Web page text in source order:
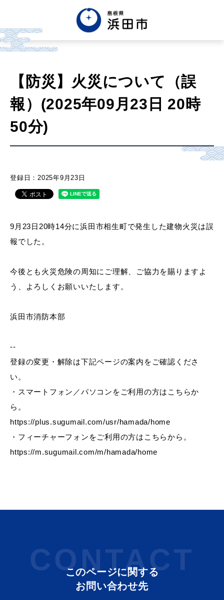
한글 Tiếng việt Tagalog
市政情報
健康・福祉・子育て
産業・ビジネス
教育・文化・スポーツ
妊娠・出産 子育て
引っ越し・住まい 就職・退職
【防災】火災について（誤
報）(2025年09月23日 20時
50分)
登録日：2025年9月23日
9月23日20時14分に浜田市相生町で発生した建物火災は誤
報でした。
今後とも火災危険の周知にご理解、ご協力を賜りますよ
う、よろしくお願いいたします。
浜田市消防本部
--
登録の変更・解除は下記ページの案内をご確認くださ
い。
・スマートフォン／パソコンをご利用の方はこちらか
ら。
https://plus.sugumail.com/usr/hamada/home
・フィーチャーフォンをご利用の方はこちらから。
https://m.sugumail.com/m/hamada/home
CONTACT
このページに関する
お問い合わせ先